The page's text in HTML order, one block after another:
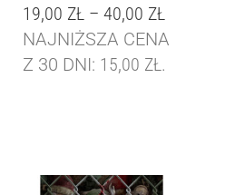
19,00 ZŁ – 40,00 ZŁ
NAJNIŻSZA CENA
Z 30 DNI: 15,00 ZŁ.